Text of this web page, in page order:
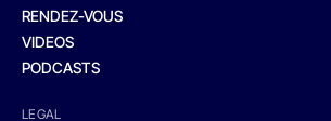
RENDEZ-VOUS
VIDEOS
PODCASTS
LEGAL